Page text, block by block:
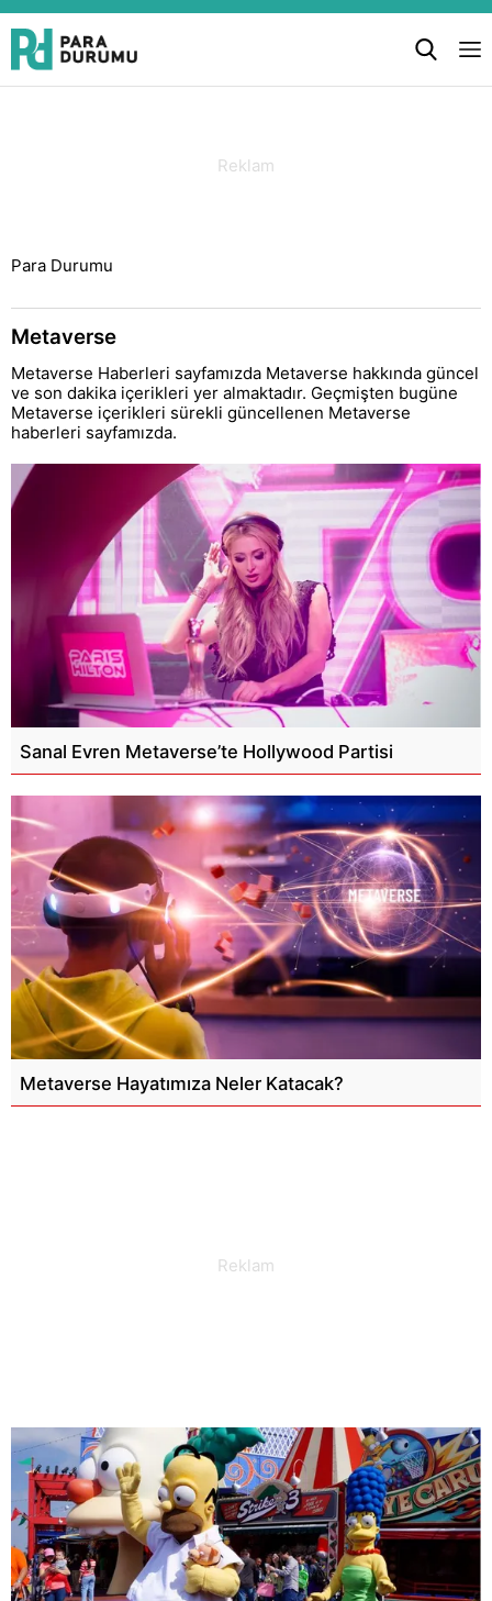
Para Durumu
Metaverse
Metaverse Haberleri sayfamızda Metaverse hakkında güncel
ve son dakika içerikleri yer almaktadır. Geçmişten bugüne
Metaverse içerikleri sürekli güncellenen Metaverse
haberleri sayfamızda.
Sanal Evren Metaverse’te Hollywood Partisi
Metaverse Hayatımıza Neler Katacak?